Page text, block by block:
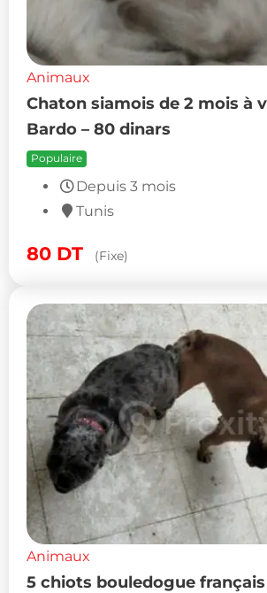
Animaux
Chaton siamois de 2 mois à
Bardo – 80 dinars
Populaire
Depuis 3 mois
Tunis
80 DT (Fixe)
Animaux
5 chiots bouledogue